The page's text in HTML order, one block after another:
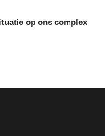
op ons complex